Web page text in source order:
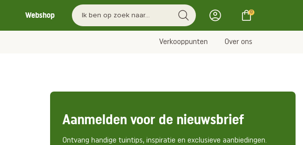
Webshop 0
Verkooppunten Over ons
Aanmelden voor de nieuwsbrief
Ontvang handige tuintips, inspiratie en exclusieve aanbiedingen.